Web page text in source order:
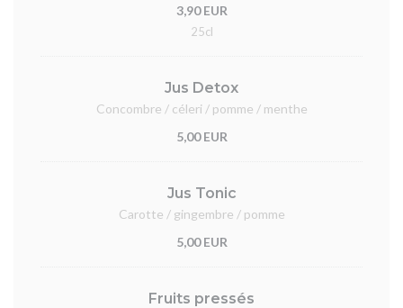
3,90 EUR
25cl
Jus Detox
Concombre / céleri / pomme / menthe
5,00 EUR
Jus Tonic
Carotte / gingembre / pomme
5,00 EUR
Fruits pressés